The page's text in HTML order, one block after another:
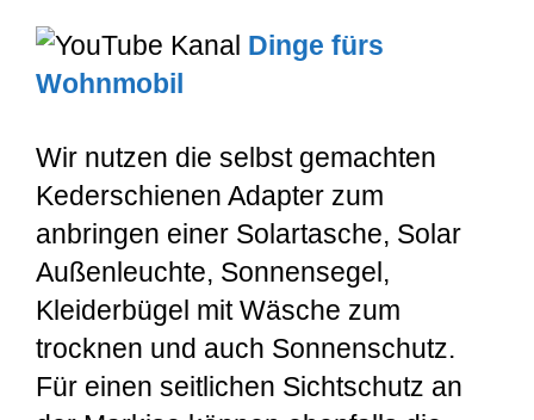
Dinge fürs
Wohnmobil
Wir nutzen die selbst gemachten
Kederschienen Adapter zum
anbringen einer Solartasche, Solar
Außenleuchte, Sonnensegel,
Kleiderbügel mit Wäsche zum
trocknen und auch Sonnenschutz.
Für einen seitlichen Sichtschutz an